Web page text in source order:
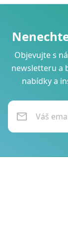
Objevujte s
newsletteru a
nabídky a